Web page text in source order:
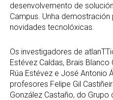
desenvolvemento de
Campus. Unha
novidades tecnolóxicas.
Os investigadores de
Estévez Caldas, Brais Blanco
Rúa Estévez e José Antonio
profesores Felipe Gil
González Castaño, do Grupo